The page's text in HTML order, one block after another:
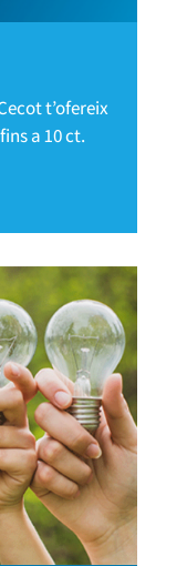
t’ofereix
a 10 ct.